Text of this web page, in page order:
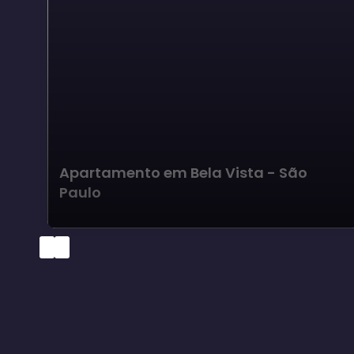
Apartamento em Bela Vista - São
Paulo